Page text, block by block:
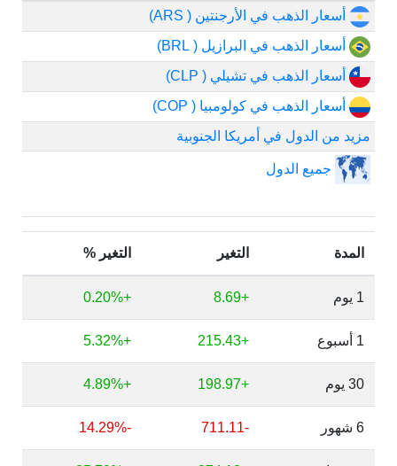
أسعار الذهب في الأرجنتين ( ARS)
أسعار الذهب في البرازيل ( BRL)
أسعار الذهب في تشيلي ( CLP)
أسعار الذهب في كولومبيا ( COP)
مزيد من الدول في أمريكا الجنوبية
جميع الدول
المدة التغير التغير %
1 يوم +8.69
+0.20%
1 أسبوع +215.43
+5.32%
30 يوم +198.97
+4.89%
6 شهور -711.11
-14.29%